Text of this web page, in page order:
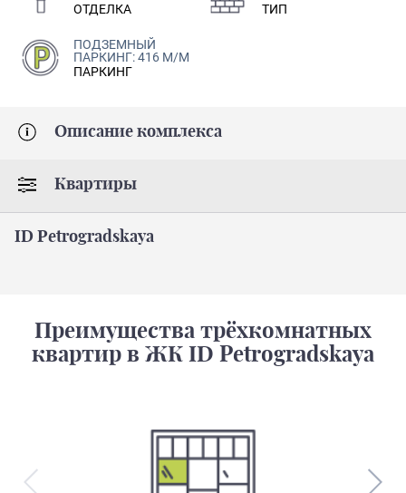
ОТДЕЛКА
ТИП
ПОДЗЕМНЫЙ
ПАРКИНГ: 416 М/М
ПАРКИНГ
Описание комплекса
Квартиры
ID Petrogradskaya
Преимущества трёхкомнатных
квартир в ЖК ID Petrogradskaya